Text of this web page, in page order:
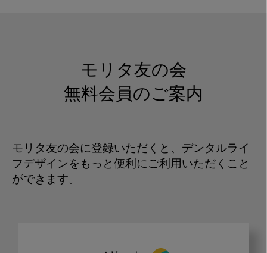
モリタ友の会
無料会員のご案内
モリタ友の会に登録いただくと、デンタルライ
フデザインをもっと便利にご利用いただくこと
ができます。